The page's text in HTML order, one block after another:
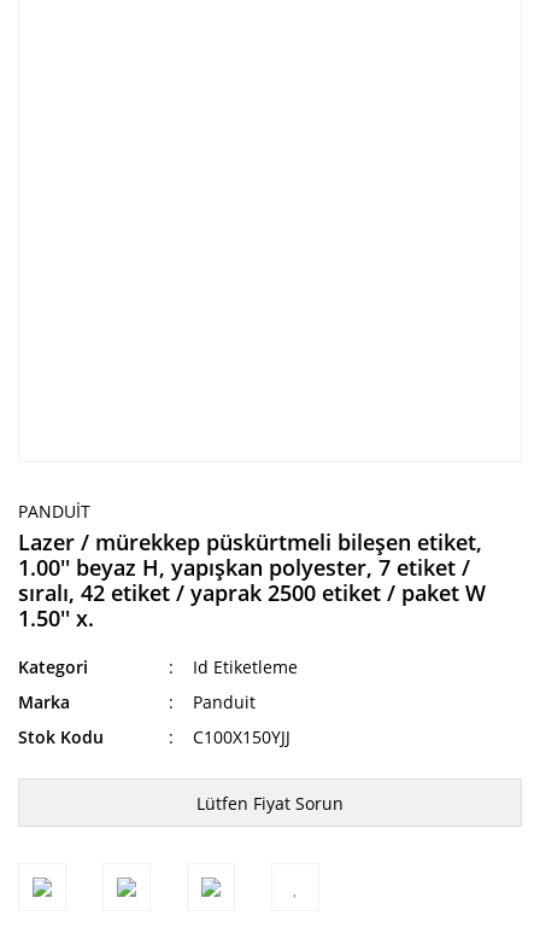
PANDUIT
Lazer / mürekkep püskürtmeli bileşen etiket,
1.00'' beyaz H, yapışkan polyester, 7 etiket /
sıralı, 42 etiket / yaprak 2500 etiket / paket W
1.50'' x.
Kategori
Id Etiketleme
Marka
Panduit
Stok Kodu
C100X150YJJ
Lütfen Fiyat Sorun